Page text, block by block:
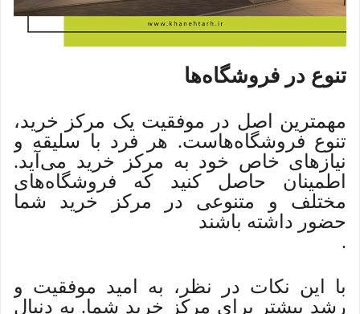
تنوع در فروشگاه‌ها
مهمترین اصل در موفقیت یک مرکز خرید،
تنوع فروشگاه‌هاست. هر فرد با سلیقه و
نیازهای خاص خود به مرکز خرید می‌آید.
اطمینان حاصل کنید که فروشگاه‌های
مختلف و متنوعی در مرکز خرید شما
حضور داشته باشند
.
با این نکات در نظر، به امید موفقیت و
رشد بیشتر برای مرکز خرید شما. به دنبال